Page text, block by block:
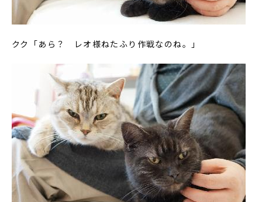
クク「あら？ レオ様ねたふり作戦なのね。」